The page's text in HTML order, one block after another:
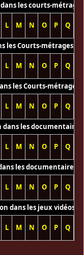
les courts-métrages
L M N O P Q
les Courts-métrages
L M N O P Q
les Courts-métrages
L M N O P Q
les documentaires
L M N O P Q
les documentaires
L M N O P Q
dans les jeux vidéos
L M N O P Q